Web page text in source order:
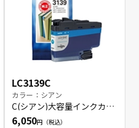
LC3139C
カラー：シアン
C(シアン)大容量インクカー
トリッジ
6,050